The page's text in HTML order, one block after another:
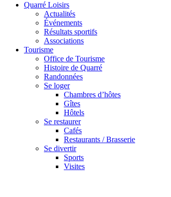
Quarré Loisirs
Actualités
Événements
Résultats sportifs
Associations
Tourisme
Office de Tourisme
Histoire de Quarré
Randonnées
Se loger
Chambres d’hôtes
Gîtes
Hôtels
Se restaurer
Cafés
Restaurants / Brasserie
Se divertir
Sports
Visites